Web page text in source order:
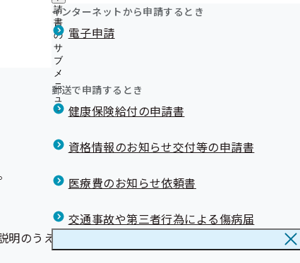
請
書
の
サ
ブ
メ
ニ
ュ
ー
インターネットから申請するとき
電子申請
郵送で申請するとき
健康保険給付の申請書
資格情報のお知らせ交付等の申請書
医療費のお知らせ依頼書
交通事故や第三者行為による傷病届
限度額適用認定証などの窓口交付に関するお知らせ
インセンティブ制度について
上手な医療のかかり方について
ジェネリック医薬品について
健康保険の記号・番号および保険者番号の確認方法
メールマガジン
《退職》退職後の資格確認書の取り扱いについて【
埼玉支部公式LINEについて（バックナンバー）
リンク集
力する際、一度作業を中断し、作業再開時に健診結果
生しました。
のうえ謝罪しました。